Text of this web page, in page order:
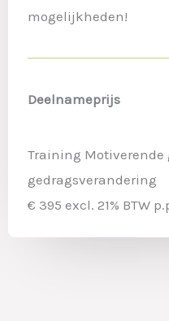
mogelijkheden!
Deelnameprijs
Training Motiverende
gedragsverandering
€ 395 excl. 21% BTW